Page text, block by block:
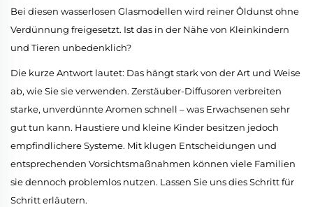
Bei diesen wasserlosen Glasmodellen wird reiner Öldunst ohne
Verdünnung freigesetzt. Ist das in der Nähe von Kleinkindern
und Tieren unbedenklich?
Die kurze Antwort lautet: Das hängt stark von der Art und Weise
ab, wie Sie sie verwenden. Zerstäuber-Diffusoren verbreiten
starke, unverdünnte Aromen schnell – was Erwachsenen sehr
gut tun kann. Haustiere und kleine Kinder besitzen jedoch
empfindlichere Systeme. Mit klugen Entscheidungen und
entsprechenden Vorsichtsmaßnahmen können viele Familien
sie dennoch problemlos nutzen. Lassen Sie uns dies Schritt für
Schritt erläutern.